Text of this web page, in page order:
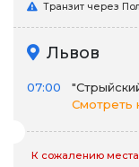
Транзит через
Львов
07:00
Смотреть
К сожалению